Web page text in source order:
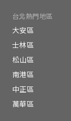
台北熱門地區
大安區
士林區
松山區
南港區
中正區
萬華區